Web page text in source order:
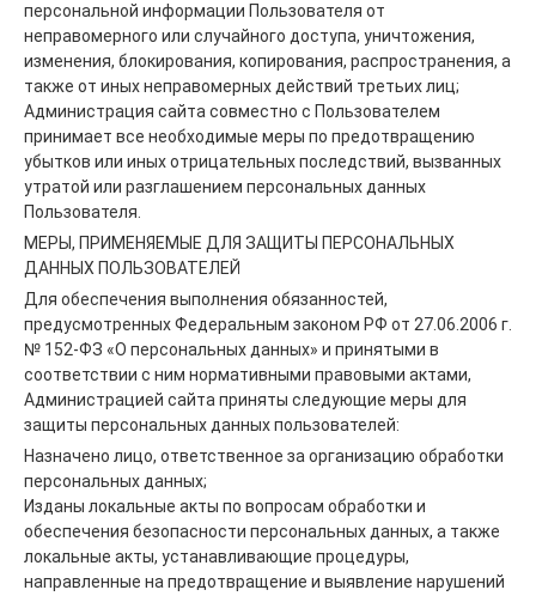
персональной информации Пользователя от
неправомерного или случайного доступа, уничтожения,
изменения, блокирования, копирования, распространения, а
также от иных неправомерных действий третьих лиц;
Администрация сайта совместно с Пользователем
принимает все необходимые меры по предотвращению
убытков или иных отрицательных последствий, вызванных
утратой или разглашением персональных данных
Пользователя.
МЕРЫ, ПРИМЕНЯЕМЫЕ ДЛЯ ЗАЩИТЫ ПЕРСОНАЛЬНЫХ
ДАННЫХ ПОЛЬЗОВАТЕЛЕЙ
Для обеспечения выполнения обязанностей,
предусмотренных Федеральным законом РФ от 27.06.2006 г.
№ 152-ФЗ «О персональных данных» и принятыми в
соответствии с ним нормативными правовыми актами,
Администрацией сайта приняты следующие меры для
защиты персональных данных пользователей:
Назначено лицо, ответственное за организацию обработки
персональных данных;
Изданы локальные акты по вопросам обработки и
обеспечения безопасности персональных данных, а также
локальные акты, устанавливающие процедуры,
направленные на предотвращение и выявление нарушений